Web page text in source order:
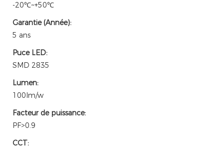
-20℃~+50℃
Garantie (Année):
5 ans
Puce LED:
SMD 2835
Lumen:
100lm/w
Facteur de puissance:
PF>0.9
CCT: